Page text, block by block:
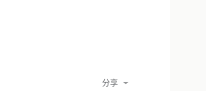
分享